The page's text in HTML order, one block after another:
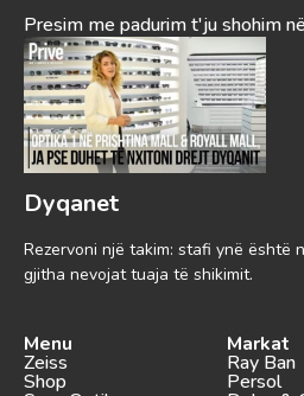
Presim me padurim t'ju shohim
Dyqanet
Rezervoni një takim: stafi ynë është
gjitha nevojat tuaja të shikimit.
Menu
Zeiss
Shop
Markat
Ray Ban
Persol